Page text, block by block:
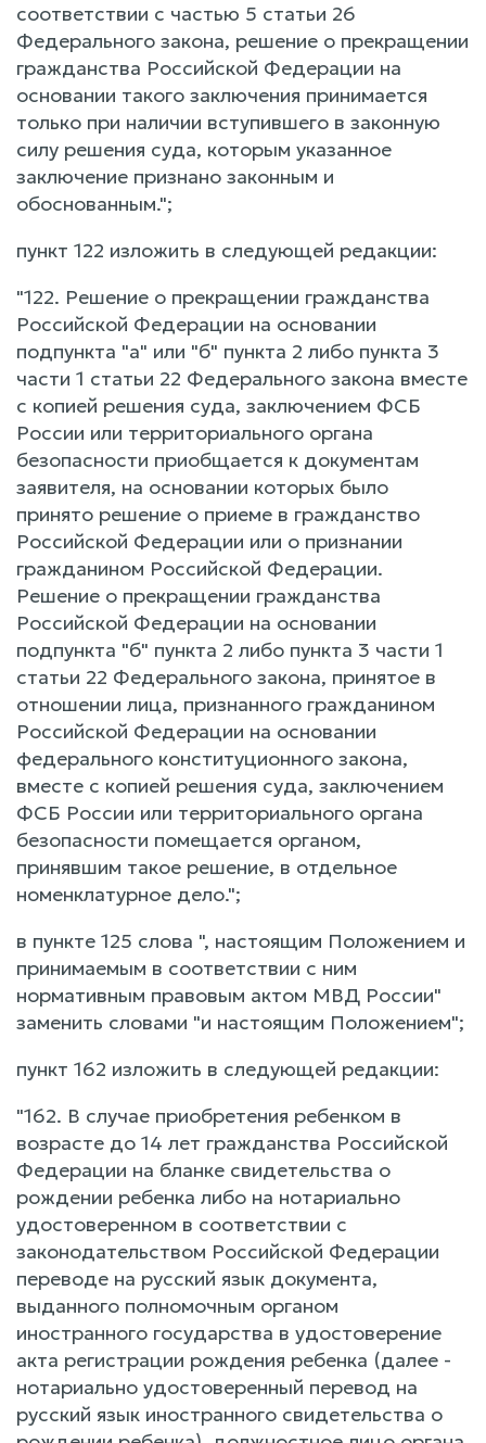
соответствии с частью 5 статьи 26
Федерального закона, решение о прекращении
гражданства Российской Федерации на
основании такого заключения принимается
только при наличии вступившего в законную
силу решения суда, которым указанное
заключение признано законным и
обоснованным.";
пункт 122 изложить в следующей редакции:
"122. Решение о прекращении гражданства
Российской Федерации на основании
подпункта "а" или "б" пункта 2 либо пункта 3
части 1 статьи 22 Федерального закона вместе
с копией решения суда, заключением ФСБ
России или территориального органа
безопасности приобщается к документам
заявителя, на основании которых было
принято решение о приеме в гражданство
Российской Федерации или о признании
гражданином Российской Федерации.
Решение о прекращении гражданства
Российской Федерации на основании
подпункта "б" пункта 2 либо пункта 3 части 1
статьи 22 Федерального закона, принятое в
отношении лица, признанного гражданином
Российской Федерации на основании
федерального конституционного закона,
вместе с копией решения суда, заключением
ФСБ России или территориального органа
безопасности помещается органом,
принявшим такое решение, в отдельное
номенклатурное дело.";
в пункте 125 слова ", настоящим Положением и
принимаемым в соответствии с ним
нормативным правовым актом МВД России"
заменить словами "и настоящим Положением";
пункт 162 изложить в следующей редакции:
"162. В случае приобретения ребенком в
возрасте до 14 лет гражданства Российской
Федерации на бланке свидетельства о
рождении ребенка либо на нотариально
удостоверенном в соответствии с
законодательством Российской Федерации
переводе на русский язык документа,
выданного полномочным органом
иностранного государства в удостоверение
акта регистрации рождения ребенка (далее -
нотариально удостоверенный перевод на
русский язык иностранного свидетельства о